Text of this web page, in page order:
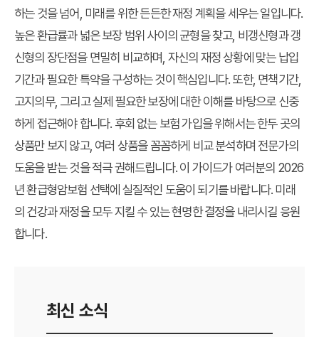
하는 것을 넘어, 미래를 위한 든든한 재정 계획을 세우는 일입니다.
높은 환급률과 넓은 보장 범위 사이의 균형을 찾고, 비갱신형과 갱
신형의 장단점을 면밀히 비교하며, 자신의 재정 상황에 맞는 납입
기간과 필요한 특약을 구성하는 것이 핵심입니다. 또한, 면책기간,
고지의무, 그리고 실제 필요한 보장에 대한 이해를 바탕으로 신중
하게 접근해야 합니다. 후회 없는 보험 가입을 위해서는 한두 곳의
상품만 보지 않고, 여러 상품을 꼼꼼하게 비교 분석하며 전문가의
도움을 받는 것을 적극 권해드립니다. 이 가이드가 여러분의 2026
년 환급형암보험 선택에 실질적인 도움이 되기를 바랍니다. 미래
의 건강과 재정을 모두 지킬 수 있는 현명한 결정을 내리시길 응원
합니다.
최신 소식